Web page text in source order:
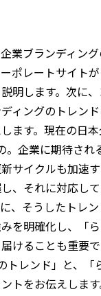
業ブランディン
ポレートサイト
明します。次に
ィングのトレン
ます。現在の日
。企業に期待され
サイクルも加速
、それに対応し
、そうしたトレ
を明確化し、「
けることも重要で
トレンド」と、「
トをお伝えします